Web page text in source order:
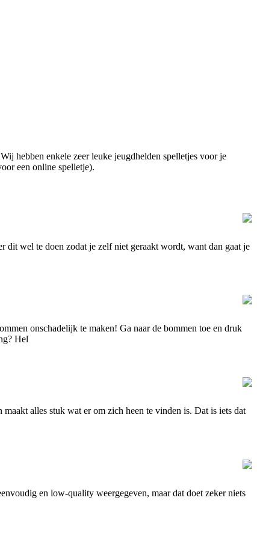
hebben enkele zeer leuke jeugdhelden spelletjes voor je
een online spelletje).
dit wel te doen zodat je zelf niet geraakt wordt, want dan gaat je
onschadelijk te maken! Ga naar de bommen toe en druk
Hel
alles stuk wat er om zich heen te vinden is. Dat is iets dat
en low-quality weergegeven, maar dat doet zeker niets